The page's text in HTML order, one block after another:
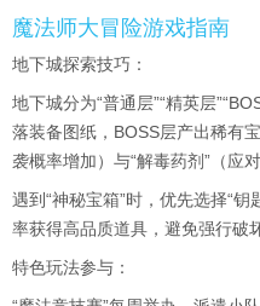
魔法师大冒险游戏指南
地下城探索技巧：
地下城分为“普通层”“精英层
落装备图纸，BOSS层产出稀有
袭概率增加）与“解毒药剂”（应
遇到“神秘宝箱”时，优先选择“
率获得高品质道具，避免强行破
特色玩法参与：